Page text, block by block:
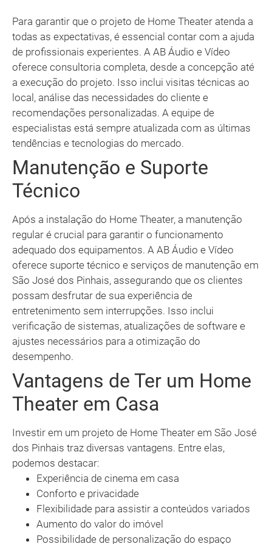
Para garantir que o projeto de Home Theater atenda a
todas as expectativas, é essencial contar com a ajuda
de profissionais experientes. A AB Áudio e Vídeo
oferece consultoria completa, desde a concepção até
a execução do projeto. Isso inclui visitas técnicas ao
local, análise das necessidades do cliente e
recomendações personalizadas. A equipe de
especialistas está sempre atualizada com as últimas
tendências e tecnologias do mercado.
Manutenção e Suporte
Técnico
Após a instalação do Home Theater, a manutenção
regular é crucial para garantir o funcionamento
adequado dos equipamentos. A AB Áudio e Vídeo
oferece suporte técnico e serviços de manutenção em
São José dos Pinhais, assegurando que os clientes
possam desfrutar de sua experiência de
entretenimento sem interrupções. Isso inclui
verificação de sistemas, atualizações de software e
ajustes necessários para a otimização do
desempenho.
Vantagens de Ter um Home
Theater em Casa
Investir em um projeto de Home Theater em São José
dos Pinhais traz diversas vantagens. Entre elas,
podemos destacar:
Experiência de cinema em casa
Conforto e privacidade
Flexibilidade para assistir a conteúdos variados
Aumento do valor do imóvel
Possibilidade de personalização do espaço